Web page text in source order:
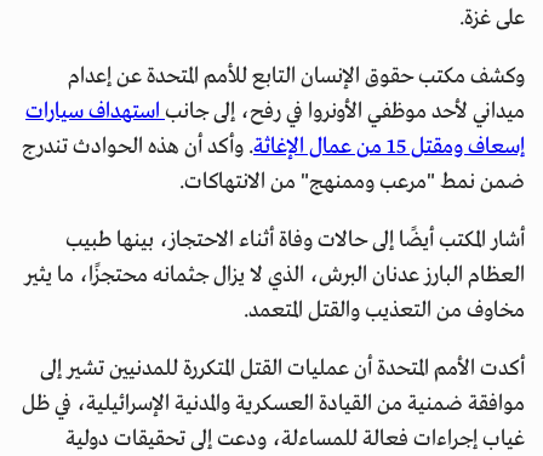
على غزة.
وكشف مكتب حقوق الإنسان التابع للأمم المتحدة عن إعدام
ميداني لأحد موظفي الأونروا في رفح، إلى جانباستهداف سيارات
إسعاف ومقتل 15 من عمال الإغاثة
. وأكد أن هذه الحوادث تندرج
ضمن نمط "مرعب وممنهج" من الانتهاكات.
أشار المكتب أيضًا إلى حالات وفاة أثناء الاحتجاز، بينها طبيب
العظام البارز عدنان البرش، الذي لا يزال جثمانه محتجزًا، ما يثير
مخاوف من التعذيب والقتل المتعمد.
أكدت الأمم المتحدة أن عمليات القتل المتكررة للمدنيين تشير إلى
موافقة ضمنية من القيادة العسكرية والمدنية الإسرائيلية، في ظل
غياب إجراءات فعالة للمساءلة، ودعت إلى تحقيقات دولية